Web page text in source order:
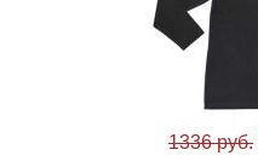
1336 руб.